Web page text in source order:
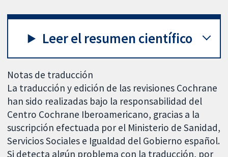
Leer el resumen científico
Notas de traducción
La traducción y edición de las revisiones Cochrane
han sido realizadas bajo la responsabilidad del
Centro Cochrane Iberoamericano, gracias a la
suscripción efectuada por el Ministerio de Sanidad,
Servicios Sociales e Igualdad del Gobierno español.
Si detecta algún problema con la traducción, por